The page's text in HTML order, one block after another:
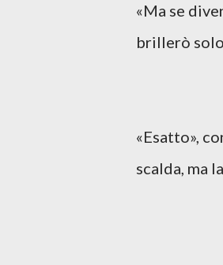
«Ma se
brillerò
«Esatto»,
scalda, ma